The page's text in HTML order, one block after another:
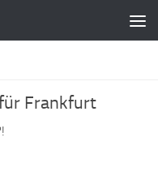
für Frankfurt